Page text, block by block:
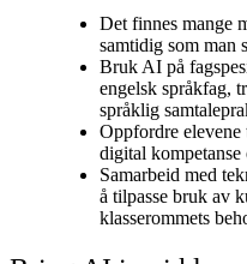
Det finnes mange
samtidig som man
Bruk AI på
engelsk språkfag,
språklig
Oppfordre
digital
Samarbeid med
å tilpasse bruk av
klasserommets